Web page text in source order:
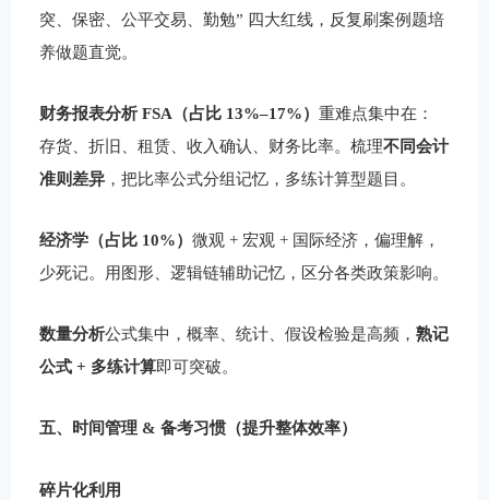
突、保密、公平交易、勤勉” 四大红线，反复刷案例题培
养做题直觉。
财务报表分析 FSA（占比 13%–17%）重难点集中在：
存货、折旧、租赁、收入确认、财务比率。梳理不同会计
准则差异 ，把比率公式分组记忆，多练计算型题目。
经济学（占比 10%）微观 + 宏观 + 国际经济，偏理解，
少死记。用图形、逻辑链辅助记忆，区分各类政策影响。
数量分析公式集中，概率、统计、假设检验是高频，熟记
公式 + 多练计算即可突破。
五、时间管理 & 备考习惯（提升整体效率）
碎片化利用